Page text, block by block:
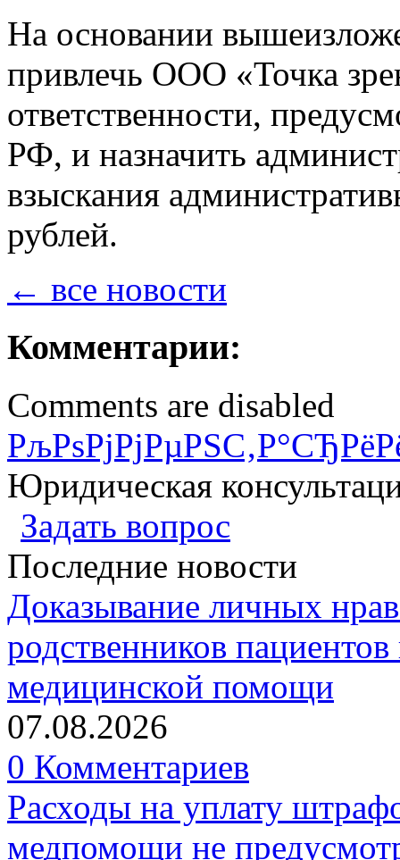
На основании
привлечь ООО «Точка
ответственности,
РФ, и назначить
взыскания
рублей.
← все новости
Комментарии:
Comments are disabled
Юридическая
Задать вопрос
Последние новости
Доказывание личных
родственников
медицинской помощи
07.08.2026
0 Комментариев
Расходы на уплату
медпомощи не